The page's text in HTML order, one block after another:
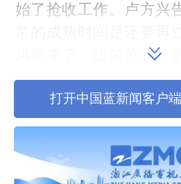
始了抢收工作。卢方兴
风要来了，提前抢收一
能够收60吨左右，6台
边烘干。打开中国蓝新闻客户